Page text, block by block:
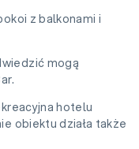
z balkonami i
mogą
hotelu
obiektu działa także